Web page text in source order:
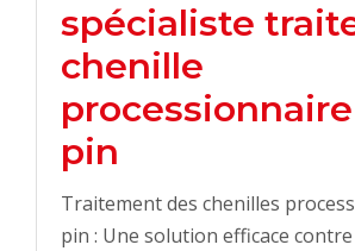
spécialiste
chenille
pin
Traitement des chenilles
pin : Une solution efficace